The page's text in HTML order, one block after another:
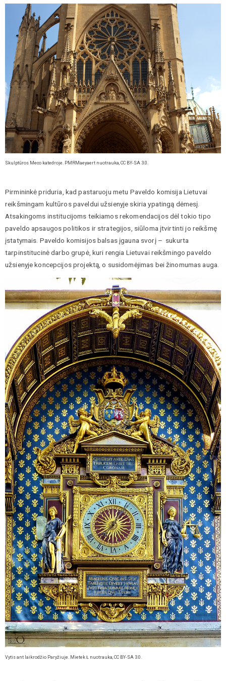
Skulptūros Meco katedroje. PMRMaeyaert nuotrauka, CC BY-SA 3.0.
Pirmininkė priduria, kad pastaruoju metu Paveldo komisija Lietuvai
reikšmingam kultūros paveldui užsienyje skiria ypatingą dėmesį.
Atsakingoms institucijoms teikiamos rekomendacijos dėl tokio tipo
paveldo apsaugos politikos ir strategijos, siūloma įtvirtinti jo reikšmę
įstatymais. Paveldo komisijos balsas įgauna svorį – sukurta
tarpinstitucinė darbo grupė, kuri rengia Lietuvai reikšmingo paveldo
užsienyje koncepcijos projektą, o susidomėjimas bei žinomumas auga.
Vytis ant laikrodžio Paryžiuje. Mietek Ł nuotrauka, CC BY-SA 3.0.